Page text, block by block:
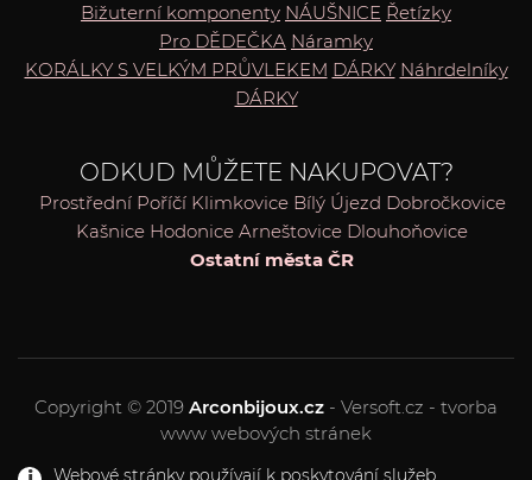
Webové stránky používají k poskytování služeb,
Bižuterní komponenty NÁUŠNICE Řetízky
Pro DĚDEČKA Náramky
KORÁLKY S VELKÝM PRŮVLEKEM DÁRKY Náhrdelníky
DÁRKY
ODKUD MŮŽETE NAKUPOVAT?
Prostřední Poříčí Klimkovice Bílý Újezd Dobročkovice
Kašnice Hodonice Arneštovice Dlouhoňovice
Ostatní města ČR
Copyright © 2019 Arconbijoux.cz - Versoft.cz - tvorba
www webových stránek